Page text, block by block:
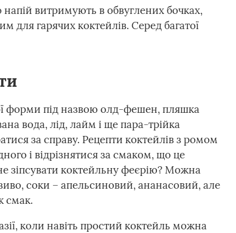
витримують в обвуглених бочках,
для гарячих коктейлів. Серед багатої
форми під назвою олд-фешен, пляшка
вода, лід, лайм і ще пара-трійка
за справу. Рецепти коктейлів з ромом
і відрізнятися за смаком, що це
зіпсувати коктейльну феєрію? Можна
соки – апельсиновий, ананасовий, але
смак.
коли навіть простий коктейль можна